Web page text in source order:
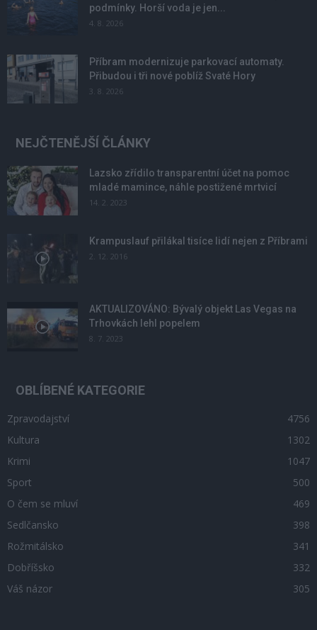
podmínky. Horší voda je jen...
4. 8. 2026
Příbram modernizuje parkovací automaty.
Přibudou i tři nové poblíž Svaté Hory
3. 8. 2026
NEJČTENĚJŠÍ ČLÁNKY
Lazsko zřídilo transparentní účet na pomoc
mladé mamince, náhle postižené mrtvicí
14. 2. 2023
Krampuslauf přilákal tisíce lidí nejen z Příbrami
2. 12. 2016
AKTUALIZOVÁNO: Bývalý objekt Las Vegas na
Trhovkách lehl popelem
8. 7. 2023
OBLÍBENÉ KATEGORIE
Zpravodajství
4756
Kultura
1302
Krimi
1047
Sport
500
O čem se mluví
469
Sedlčansko
398
Rožmitálsko
341
Dobříšsko
332
Váš názor
305